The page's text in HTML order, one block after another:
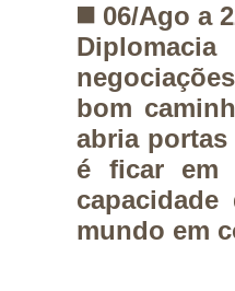
◼️ 06/Ago a
bom
abria
é ficar em
mundo em